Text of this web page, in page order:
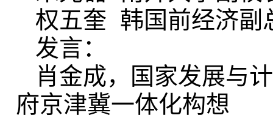
权五奎 韩国前经济副
发言：
肖金成，国家发展与
府京津冀一体化构想